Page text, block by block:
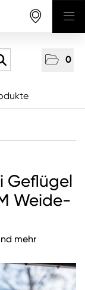
0
Geflügel
Weide-
mehr